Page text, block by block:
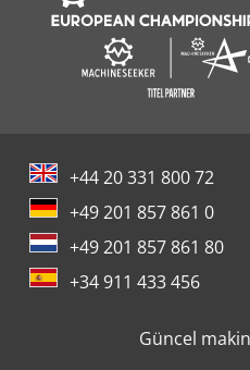
+44 20 331 800 72
+49 201 857 861 0
+49 201 857 861 80
+34 911 433 456
Güncel